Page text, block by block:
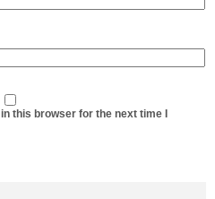
this browser for the next time I